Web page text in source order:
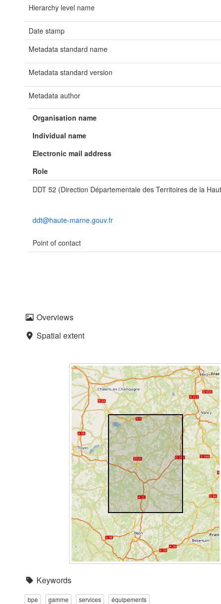
Hierarchy level name
Date stamp
Metadata standard name
Metadata standard version
Metadata author
Organisation name
Individual name
Electronic mail address
Role
DDT 52 (Direction Départementale des Territoires de la
ddt@haute-marne.gouv.fr
Point of contact
Overviews
Spatial extent
Keywords
bpe gamme services équipements